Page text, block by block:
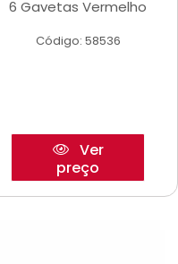
6 Gavetas Vermelho
Código: 58536
Ver
preço